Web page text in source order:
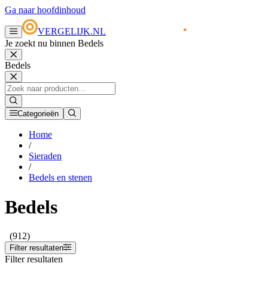
Ga naar hoofdinhoud
VERGELIJK.NL
Je zoekt nu binnen Bedels
Bedels
Categorieën
Home
/
Sieraden
/
Bedels en stenen
Bedels
(912)
Filter resultaten
Filter resultaten